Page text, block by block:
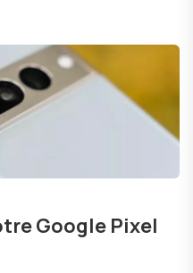
Google Pixel